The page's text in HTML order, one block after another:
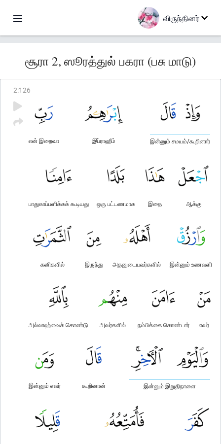
விருந்தினர்
சூரா 2, ஸூரத்துல் பகரா (பசு மாடு)
2:126
இன்னும் சமயம்/கூறினார்
இப்ராஹீம்
என் இறைவா
ஆக்கு
இதை
ஒரு பட்டணமாக
பாதுகாப்பளிக்கக் கூடியது
இன்னும் உணவளி
அதனுடையவர்களில்
இருந்து
கனிகளில்
எவர்
நம்பிக்கை கொண்டார்
அவர்களில்
அல்லாஹ்வைக் கொண்டு
இன்னும் இறுதிநாளை
கூறினான்
இன்னும் எவர்